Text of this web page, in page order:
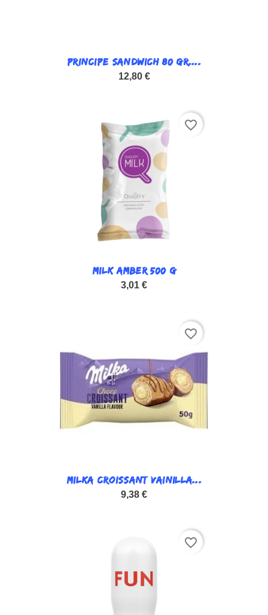
PRINCIPE SANDWICH 80 GR....
12,80 €
MILK AMBER 500 G
3,01 €
favorite_border
MILKA CROISSANT VAINILLA...
9,38 €
favorite_border
favorite_border